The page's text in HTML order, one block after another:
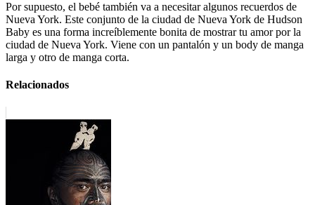
Por supuesto, el bebé también va a necesitar algunos recuerdos de
Nueva York. Este conjunto de la ciudad de Nueva York de Hudson
Baby es una forma increíblemente bonita de mostrar tu amor por la
ciudad de Nueva York. Viene con un pantalón y un body de manga
larga y otro de manga corta.
Relacionados